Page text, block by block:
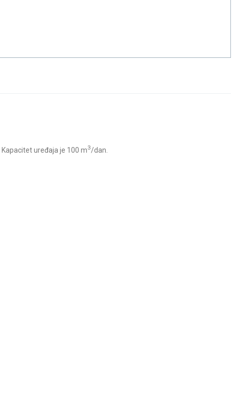
uređaja je 100 m3/dan.